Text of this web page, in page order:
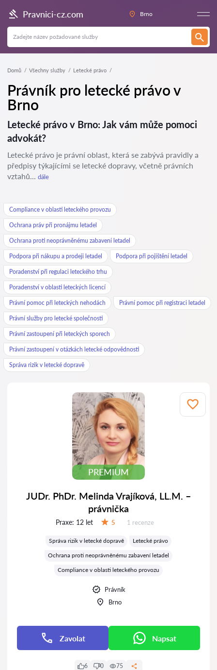
Pravnici-cz.com Brno
Domů Všechny služby Letecké právo
Právník pro letecké právo v
Brno
Letecké právo v Brno: Jak vám může pomoci
advokát?
Letecké právo je právní oblast, která se zabývá pravidly a
předpisy týkajícími se letecké dopravy, včetně právních
vztahů... dále
Compliance v oblasti leteckého provozu
Ochrana práv při pronájmu letadel
Ochrana proti neoprávněnému zabavení letadel
Podpora při nákupu a prodeji letadel Podpora při pojištění letadel
Poradenství při regulaci leteckého trhu
Poradenství v oblasti leteckých licencí
Právní pomoc při leteckých nehodách Právní pomoc při registraci letadel
Právní služby pro letecké společnosti
Právní zastoupení při leteckých sporech
Právní zastoupení v otázkách letecké odpovědnosti
Správa rizik v letecké dopravě
PREMIUM
JUDr. PhDr. Melinda Vrajíková, LL.M. –
právnička
Praxe: 12 let 5 Recenzí:
1 recenze
Správa rizik v letecké dopravě
Letecké právo
Ochrana proti neoprávněnému zabavení letadel
Compliance v oblasti leteckého provozu
Právník
Brno
Zavolat Napsat
6 0 75